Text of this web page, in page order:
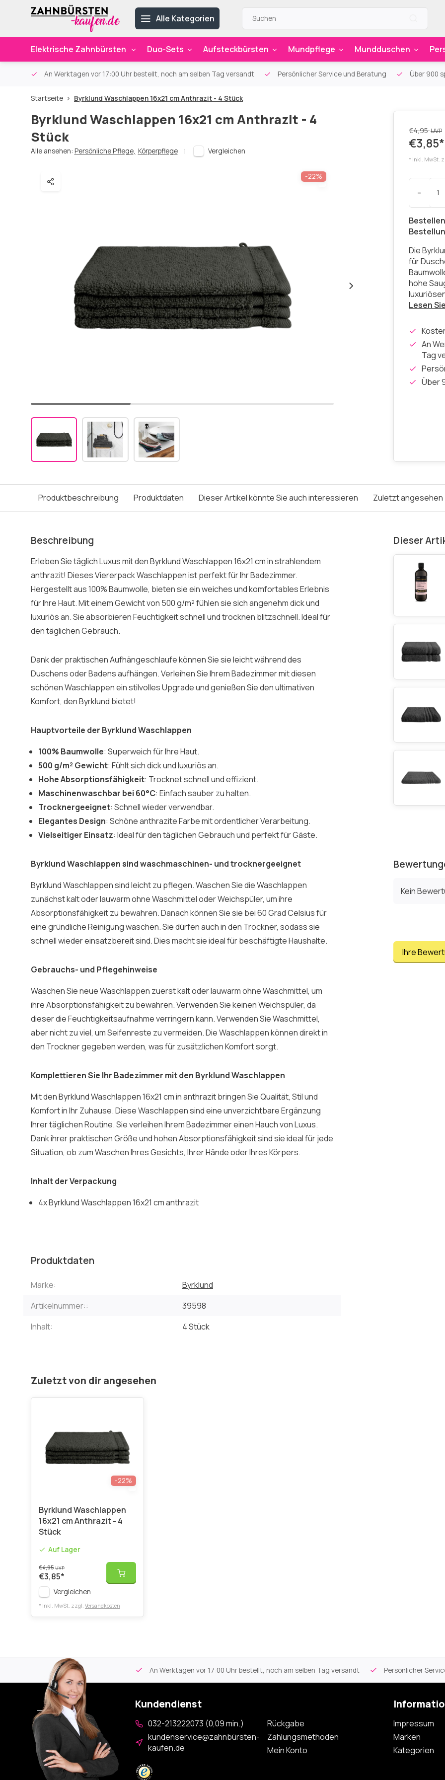
Alle Kategorien
Elektrische Zahnbürsten Duo-Sets Aufsteckbürsten Mundpflege Mundduschen
An Werktagen vor 17:00 Uhr bestellt, noch am selben Tag versandt Persönlicher Service und Beratung Über 900
Startseite Byrklund Waschlappen 16x21 cm Anthrazit - 4 Stück
Byrklund Waschlappen 16x21 cm Anthrazit - 4
Stück
Alle ansehen: Persönliche Pflege, Körperpflege Vergleichen
-22%
€4,95UVP
€3,85*
* Inkl. MwSt.
-
Die
für
hohe
Lesen
An
Tag
Über
Produktbeschreibung Produktdaten Dieser Artikel könnte Sie auch interessieren Zuletzt angesehen
Beschreibung
Erleben Sie täglich Luxus mit den Byrklund Waschlappen 16x21 cm in strahlendem
anthrazit! Dieses Viererpack Waschlappen ist perfekt für Ihr Badezimmer.
Hergestellt aus 100% Baumwolle, bieten sie ein weiches und komfortables Erlebnis
für Ihre Haut. Mit einem Gewicht von 500 g/m² fühlen sie sich angenehm dick und
luxuriös an. Sie absorbieren Feuchtigkeit schnell und trocknen blitzschnell. Ideal für
den täglichen Gebrauch.
Dank der praktischen Aufhängeschlaufe können Sie sie leicht während des
Duschens oder Badens aufhängen. Verleihen Sie Ihrem Badezimmer mit diesen
schönen Waschlappen ein stilvolles Upgrade und genießen Sie den ultimativen
Komfort, den Byrklund bietet!
Hauptvorteile der Byrklund Waschlappen
100% Baumwolle: Superweich für Ihre Haut.
500 g/m² Gewicht: Fühlt sich dick und luxuriös an.
Hohe Absorptionsfähigkeit: Trocknet schnell und effizient.
Maschinenwaschbar bei 60°C: Einfach sauber zu halten.
Trocknergeeignet: Schnell wieder verwendbar.
Elegantes Design: Schöne anthrazite Farbe mit ordentlicher Verarbeitung.
Vielseitiger Einsatz: Ideal für den täglichen Gebrauch und perfekt für Gäste.
Byrklund Waschlappen sind waschmaschinen- und trocknergeeignet
Byrklund Waschlappen sind leicht zu pflegen. Waschen Sie die Waschlappen
zunächst kalt oder lauwarm ohne Waschmittel oder Weichspüler, um ihre
Absorptionsfähigkeit zu bewahren. Danach können Sie sie bei 60 Grad Celsius für
eine gründliche Reinigung waschen. Sie dürfen auch in den Trockner, sodass sie
schnell wieder einsatzbereit sind. Dies macht sie ideal für beschäftigte Haushalte.
Gebrauchs- und Pflegehinweise
Waschen Sie neue Waschlappen zuerst kalt oder lauwarm ohne Waschmittel, um
ihre Absorptionsfähigkeit zu bewahren. Verwenden Sie keinen Weichspüler, da
dieser die Feuchtigkeitsaufnahme verringern kann. Verwenden Sie Waschmittel,
aber nicht zu viel, um Seifenreste zu vermeiden. Die Waschlappen können direkt in
den Trockner gegeben werden, was für zusätzlichen Komfort sorgt.
Komplettieren Sie Ihr Badezimmer mit den Byrklund Waschlappen
Mit den Byrklund Waschlappen 16x21 cm in anthrazit bringen Sie Qualität, Stil und
Komfort in Ihr Zuhause. Diese Waschlappen sind eine unverzichtbare Ergänzung
Ihrer täglichen Routine. Sie verleihen Ihrem Badezimmer einen Hauch von Luxus.
Dank ihrer praktischen Größe und hohen Absorptionsfähigkeit sind sie ideal für jede
Situation, ob zum Waschen Ihres Gesichts, Ihrer Hände oder Ihres Körpers.
Inhalt der Verpackung
4x Byrklund Waschlappen 16x21 cm anthrazit
Produktdaten
Marke:
Byrklund
Artikelnummer::
39598
Inhalt:
4 Stück
Dieser
Kein
Ihre
Zuletzt von dir angesehen
-22%
Byrklund Waschlappen
16x21 cm Anthrazit - 4
Stück
Auf Lager
€4,95UVP
€3,85*
Vergleichen
* Inkl. MwSt. zzgl. Versandkosten
Kostenloser Versand An Werktagen vor 17:00 Uhr bestellt, noch am selben Tag versandt Persönlicher
Kundendienst
032-213222073 (0,09 min.)
kundenservice@zahnbürsten-
kaufen.de
Rückgabe
Zahlungsmethoden
Mein Konto
Impressum
Marken
Kategorien